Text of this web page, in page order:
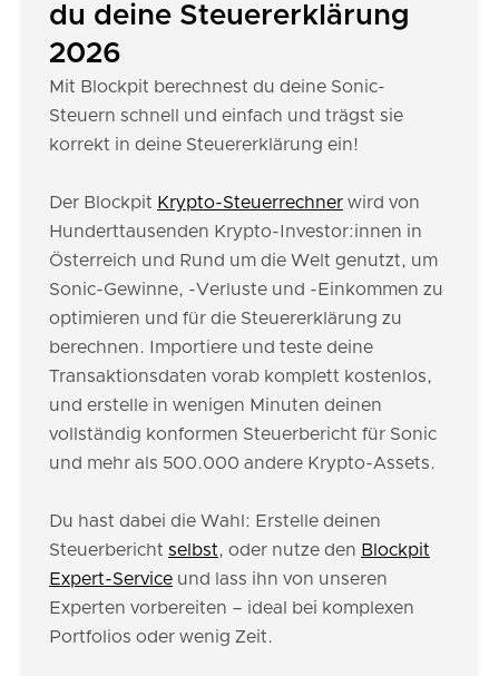
du deine Steuererklärung
2026
Mit Blockpit berechnest du deine Sonic-
Steuern schnell und einfach und trägst sie
korrekt in deine Steuererklärung ein!
Der Blockpit Krypto-Steuerrechner wird von
Hunderttausenden Krypto-Investor:innen in
Österreich und Rund um die Welt genutzt, um
Sonic-Gewinne, -Verluste und -Einkommen zu
optimieren und für die Steuererklärung zu
berechnen. Importiere und teste deine
Transaktionsdaten vorab komplett kostenlos,
und erstelle in wenigen Minuten deinen
vollständig konformen Steuerbericht für Sonic
und mehr als 500.000 andere Krypto-Assets.
Du hast dabei die Wahl: Erstelle deinen
Steuerbericht selbst, oder nutze den Blockpit
Expert-Service und lass ihn von unseren
Experten vorbereiten – ideal bei komplexen
Portfolios oder wenig Zeit.